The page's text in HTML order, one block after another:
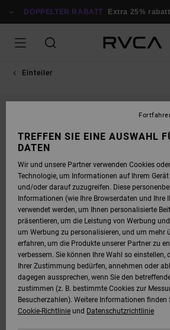
ZUR
DOPPELTER RABATT Extra 25%
Einteiler
TREFFEN SIE EINE AUSWAHL
DATEN
Wir und unsere Partner verwenden Cookies
Technologie, um Informationen auf Ihrem
und/oder darauf zuzugreifen. Diese
Informationen (wie Ihre Browserdaten und Ihre
verwendet werden, um Ihnen personalisierte
präsentieren, um die Leistung von Werbung
um Werbung zu personalisieren, und um mehr
erfahren, um die Produkte unserer Partner zu
verbessern. Sie können Ihre Wahl so einstellen,
Ihrer Zustimmung bedürfen, annehmen oder
dagegen aussprechen, wenn Sie den
zustimmen (z. B. bestimmte Cookies zur
Besucherzahlen). Weitere Informationen finden
Cookie-Richtlinie und Datenschutzrichtlinie